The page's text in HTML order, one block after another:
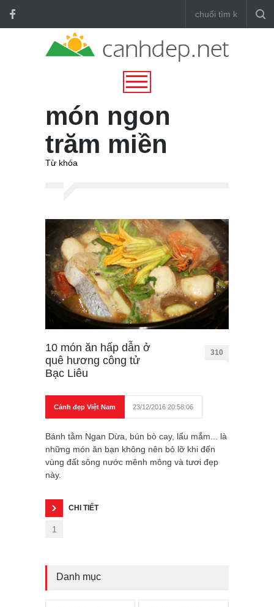
món ngon
trăm miền
Từ khóa
10 món ăn hấp dẫn ở
quê hương công tử
Bạc Liêu
310
Cảnh đẹp Việt Nam 23/12/2016 20:58:06
Bánh tằm Ngan Dừa, bún bò cay, lẩu mắm... là
những món ăn bạn không nên bỏ lỡ khi đến
vùng đất sông nước mênh mông và tươi đẹp
này.
CHI TIẾT
1
Danh mục